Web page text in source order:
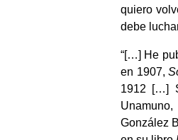
quiero
debe
“[…] He
en 1907,
1912 […]
González